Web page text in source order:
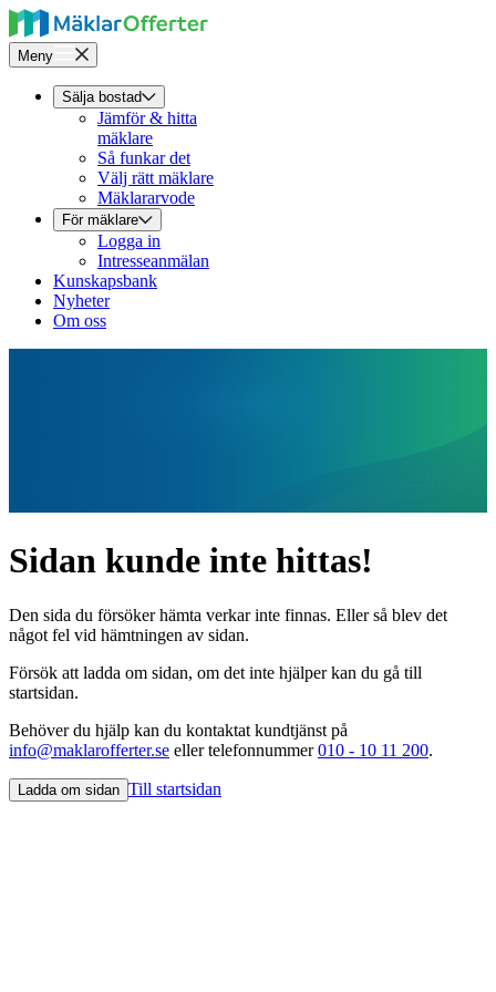
Meny
Sälja bostad
Jämför & hitta
mäklare
Så funkar det
Välj rätt mäklare
Mäklararvode
För mäklare
Logga in
Intresseanmälan
Kunskapsbank
Nyheter
Om oss
Sidan kunde inte hittas!
Den sida du försöker hämta verkar inte finnas. Eller så blev det
något fel vid hämtningen av sidan.
Försök att ladda om sidan, om det inte hjälper kan du gå till
startsidan.
Behöver du hjälp kan du kontaktat kundtjänst på
info@maklarofferter.se eller telefonnummer010 - 10 11 200.
Ladda om sidan Till startsidan